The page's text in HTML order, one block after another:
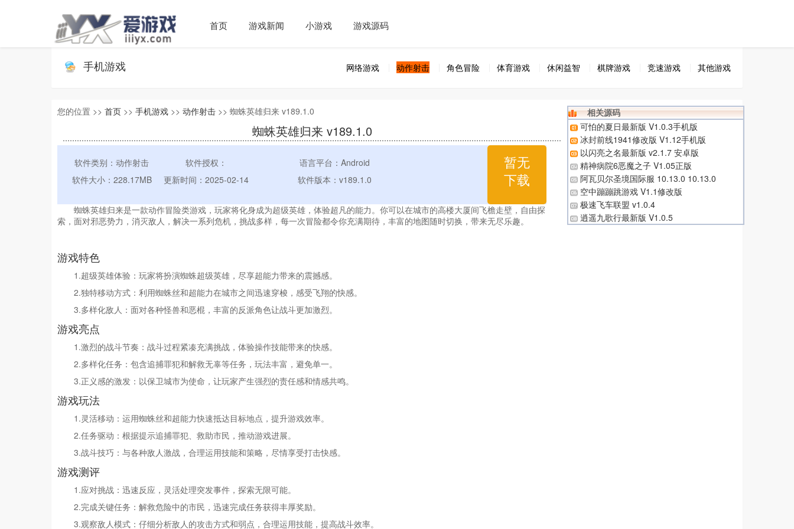
首页 游戏新闻 小游戏 游戏源码
手机游戏 网络游戏 动作射击 角色冒险 体育游戏 休闲益智 棋牌游戏 竞速游戏 其他游戏
您的位置 >> 首页 >> 手机游戏 >> 动作射击 >> 蜘蛛英雄归来 v189.1.0
蜘蛛英雄归来 v189.1.0
软件类别：动作射击 软件授权：
语言平台：Android
软件大小：228.17MB
更新时间：2025-02-14 软件版本：v189.1.0
暂无
下载
蜘蛛英雄归来是一款动作冒险类游戏，玩家将化身成为超级英雄，体验超凡的能力。你可以在城市的高楼大厦间飞檐走壁，自由探
索，面对邪恶势力，消灭敌人，解决一系列危机，挑战多样，每一次冒险都令你充满期待，丰富的地图随时切换，带来无尽乐趣。
游戏特色
1.超级英雄体验：玩家将扮演蜘蛛超级英雄，尽享超能力带来的震撼感。
2.独特移动方式：利用蜘蛛丝和超能力在城市之间迅速穿梭，感受飞翔的快感。
3.多样化敌人：面对各种怪兽和恶棍，丰富的反派角色让战斗更加激烈。
游戏亮点
1.激烈的战斗节奏：战斗过程紧凑充满挑战，体验操作技能带来的快感。
2.多样化任务：包含追捕罪犯和解救无辜等任务，玩法丰富，避免单一。
3.正义感的激发：以保卫城市为使命，让玩家产生强烈的责任感和情感共鸣。
游戏玩法
1.灵活移动：运用蜘蛛丝和超能力快速抵达目标地点，提升游戏效率。
2.任务驱动：根据提示追捕罪犯、救助市民，推动游戏进展。
3.战斗技巧：与各种敌人激战，合理运用技能和策略，尽情享受打击快感。
游戏测评
1.应对挑战：迅速反应，灵活处理突发事件，探索无限可能。
2.完成关键任务：解救危险中的市民，迅速完成任务获得丰厚奖励。
3.观察敌人模式：仔细分析敌人的攻击方式和弱点，合理运用技能，提高战斗效率。
相关源码
可怕的夏日最新版 V1.0.3手机版
冰封前线1941修改版 V1.12手机版
以闪亮之名最新版 v2.1.7 安卓版
精神病院6恶魔之子 V1.05正版
阿瓦贝尔圣境国际服 10.13.0 10.13.0
空中蹦蹦跳游戏 V1.1修改版
极速飞车联盟 v1.0.4
逍遥九歌行最新版 V1.0.5